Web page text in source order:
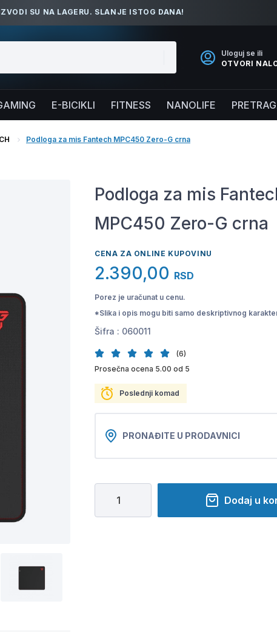
SU NA LAGERU. SLANJE ISTOG DANA!
Uloguj se ili
OTVORI
E-BICIKLI FITNESS NANOLIFE
Podloga za mis Fantech MPC450 Zero-G crna
Podloga za mis
MPC450 Zero-G crna
CENA ZA ONLINE KUPOVINU
2.390,00 RSD
Porez je uračunat u cenu.
*Slika i opis mogu biti samo deskriptivnog
Šifra : 060011
(6)
Prosečna ocena 5.00 od 5
Poslednji komad
PRONAĐITE U PRODAVNICI
Dodaj u